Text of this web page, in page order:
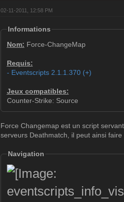
02-11-2011, 12:58 PM
Informations
Nom: Force-ChangeMap
Requis:
- Eventscripts 2.1.1.370 (+)
Jeux compatibles:
Counter-Strike: Source
Force Changemap est un script
serveurs Deathmatch, il peut ainsi
Navigation